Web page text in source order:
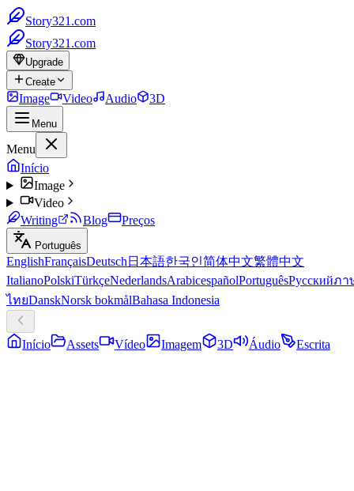
Story321.com
Story321.com
Upgrade
Create
Image Video Audio 3D
Menu
Menu
Início
Image
Video
Writing
Blog Preços
Português
EnglishFrançaisDeutsch 日本語한국인简体中文繁體中文
ItalianoPolskiTürkçeNederlandsArabicespañolPortuguêsРусскийภา
ไทยDanskNorsk bokmålBahasa Indonesia
Início Assets Vídeo Imagem 3D Áudio Escrita